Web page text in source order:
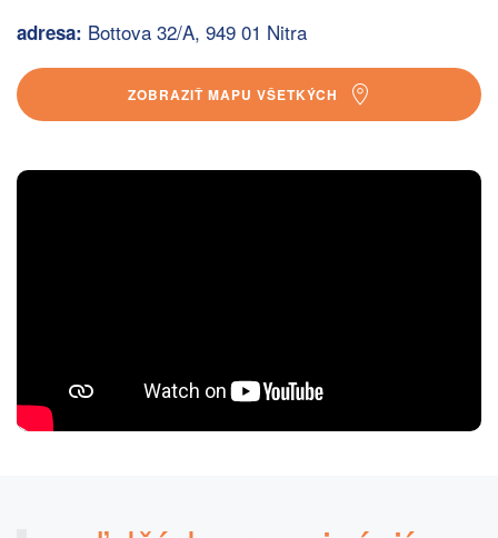
adresa: Bottova 32/A, 949 01 Nitra
ZOBRAZIŤ MAPU VŠETKÝCH